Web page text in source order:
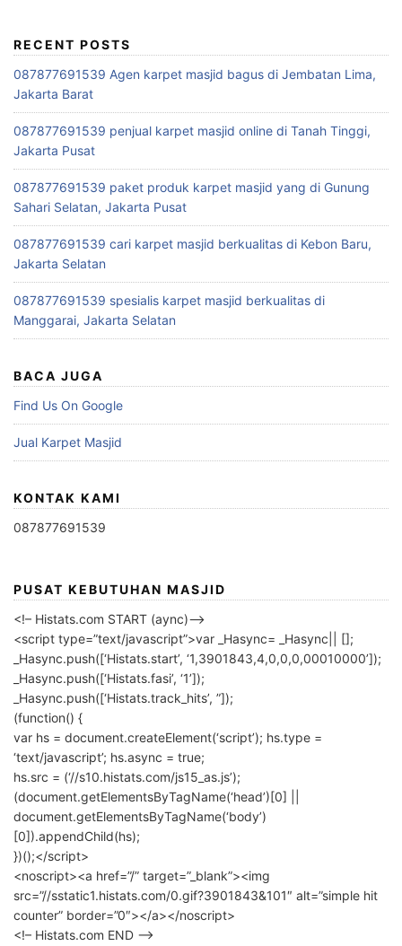
RECENT POSTS
087877691539 Agen karpet masjid bagus di Jembatan Lima,
Jakarta Barat
087877691539 penjual karpet masjid online di Tanah Tinggi,
Jakarta Pusat
087877691539 paket produk karpet masjid yang di Gunung
Sahari Selatan, Jakarta Pusat
087877691539 cari karpet masjid berkualitas di Kebon Baru,
Jakarta Selatan
087877691539 spesialis karpet masjid berkualitas di
Manggarai, Jakarta Selatan
BACA JUGA
Find Us On Google
Jual Karpet Masjid
KONTAK KAMI
087877691539
PUSAT KEBUTUHAN MASJID
<!– Histats.com START (aync)–>
<script type=”text/javascript”>var _Hasync= _Hasync|| [];
_Hasync.push([‘Histats.start’, ‘1,3901843,4,0,0,0,00010000’]);
_Hasync.push([‘Histats.fasi’, ‘1’]);
_Hasync.push([‘Histats.track_hits’, ”]);
(function() {
var hs = document.createElement(‘script’); hs.type =
‘text/javascript’; hs.async = true;
hs.src = (‘//s10.histats.com/js15_as.js’);
(document.getElementsByTagName(‘head’)[0] ||
document.getElementsByTagName(‘body’)
[0]).appendChild(hs);
})();</script>
<noscript><a href=”/” target=”_blank”><img
src=”//sstatic1.histats.com/0.gif?3901843&101″ alt=”simple hit
counter” border=”0″></a></noscript>
<!– Histats.com END –>